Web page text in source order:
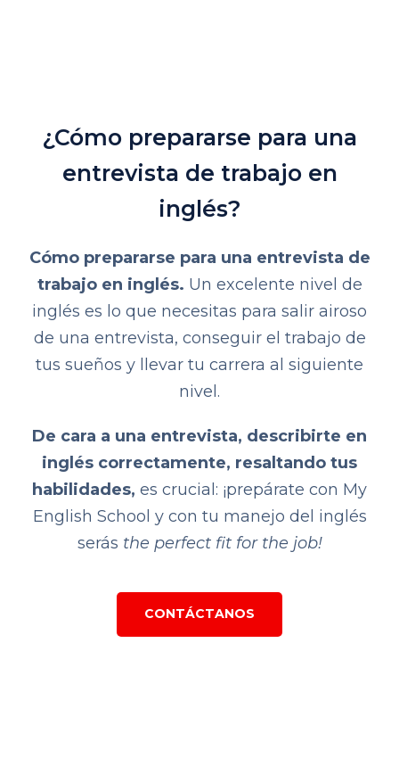
¿Cómo prepararse para una
entrevista de trabajo en
inglés?
Cómo prepararse para una entrevista de
trabajo en inglés. Un excelente nivel de
inglés es lo que necesitas para salir airoso
de una entrevista, conseguir el trabajo de
tus sueños y llevar tu carrera al siguiente
nivel.
De cara a una entrevista, describirte en
inglés correctamente, resaltando tus
habilidades, es crucial: ¡prepárate con My
English School y con tu manejo del inglés
serás the perfect fit for the job!
CONTÁCTANOS